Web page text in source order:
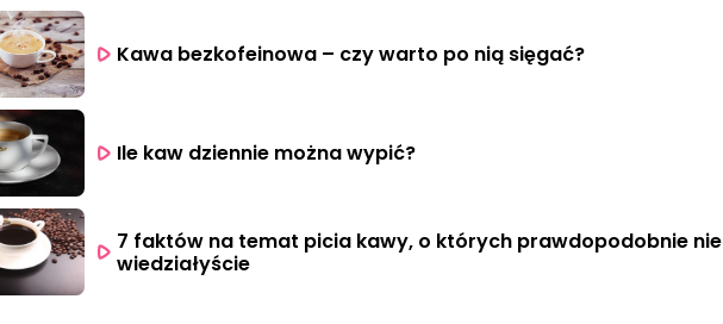
Kawa bezkofeinowa – czy warto po nią sięgać?
Ile kaw dziennie można wypić?
7 faktów na temat picia kawy, o których prawdopodobnie nie
wiedziałyście